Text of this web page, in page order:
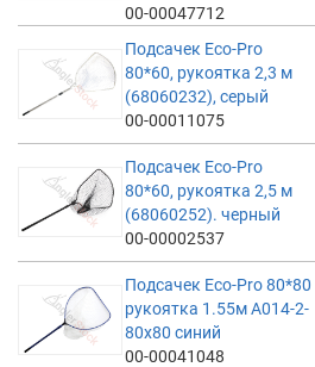
00-00047712
Подсачек Eco-Pro
80*60, рукоятка 2,3 м
(68060232), серый
00-00011075
Подсачек Eco-Pro
80*60, рукоятка 2,5 м
(68060252). черный
00-00002537
Подсачек Eco-Pro 80*80
рукоятка 1.55м A014-2-
80x80 синий
00-00041048